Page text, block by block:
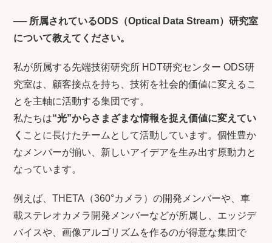
── 所属されているODS（Optical Data Stream）研究室
について教えてください。
私が所属する先端技術研究所 HDT研究センター ODS研
究室は、顧客接点を持ち、技術を社会的価値に変えるこ
とを主軸に活動する集団です。
私たちは“光”からさまざまな情報を捉え価値に変えてい
く ことに長けたチームとして活動しています。個性豊か
なメンバーが揃い、新しいアイデアを生み出す原動力と
なっています。
例えば、THETA（360°カメラ）の開発メンバーや、車
載ステレオカメラ開発メンバーなどが所属し、エッジデ
バイスや、画像アルゴリズムを作るのが得意な集団で